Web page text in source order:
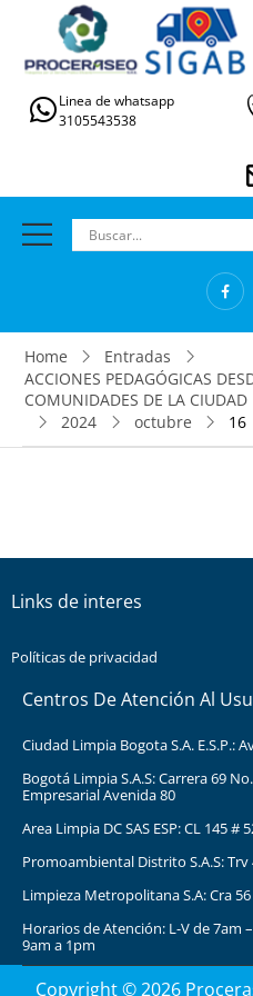
Linea de whatsapp
3105543538
Home
Entradas
ACCIONES PEDAGÓGICAS
COMUNIDADES DE LA CIUDAD
2024
octubre 16
Links de interes
Políticas de privacidad
Centros De Atención Al
Ciudad Limpia Bogota S.A. E.S.P.:
Bogotá Limpia S.A.S: Carrera 69
Empresarial Avenida 80
Area Limpia DC SAS ESP: CL 145 #
Promoambiental Distrito S.A.S: Trv
Limpieza Metropolitana S.A: Cra
Horarios de Atención: L-V de 7am
9am a 1pm
Copyright © 2026